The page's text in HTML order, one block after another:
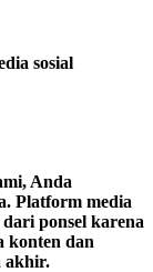
sosial
Anda
Platform media
ponsel karena
konten dan
akhir.